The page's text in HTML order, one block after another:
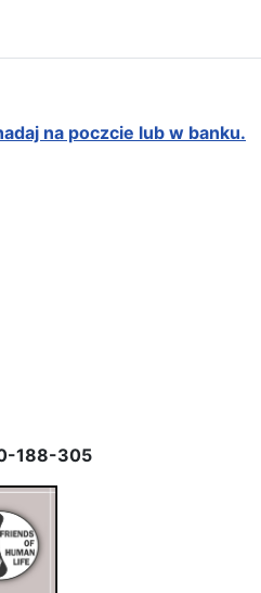
na poczcie lub w banku.
188-305